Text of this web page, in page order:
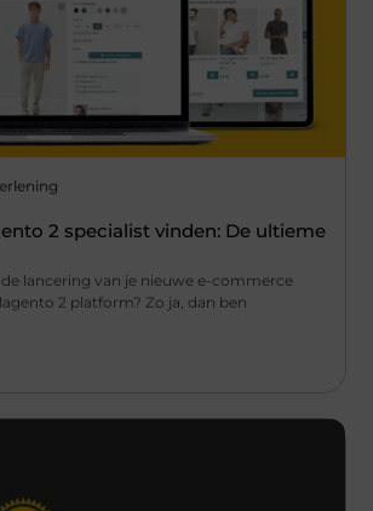
2 specialist vinden: De ultieme
lancering van je nieuwe e-commerce
2 platform? Zo ja, dan ben